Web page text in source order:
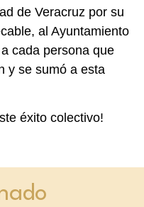
de Veracruz por su
al Ayuntamiento
cada persona que
y se sumó a esta
éxito colectivo!